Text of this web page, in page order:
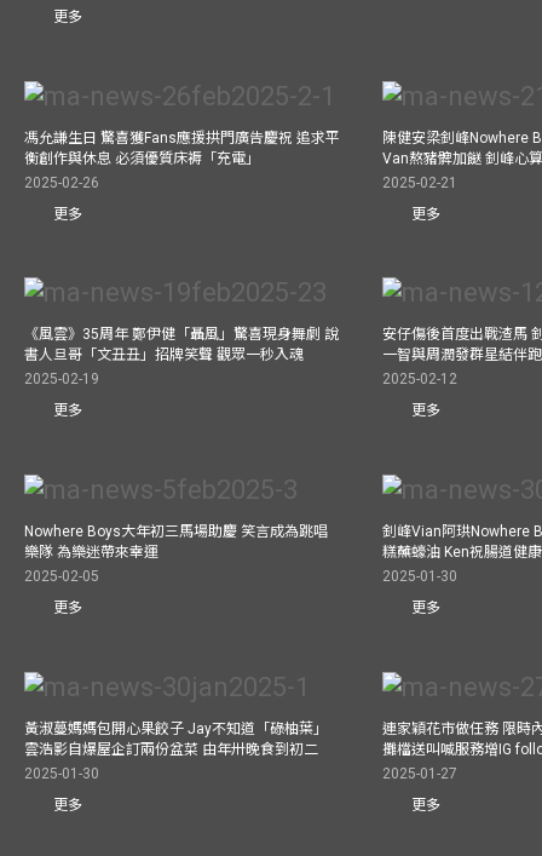
更多
馮允謙生日 驚喜獲Fans應援拱門廣告慶祝 追求平
衡創作與休息 必須優質床褥「充電」
2025-02-26
更多
陳健安梁釗峰Nowhere
Van熬豬髀加餸 釗峰心
2025-02-21
更多
《風雲》35周年 鄭伊健「聶風」驚喜現身舞劇 說
書人旦哥「文丑丑」招牌笑聲 觀眾一秒入魂
2025-02-19
更多
安仔傷後首度出戰渣馬
一智與周潤發群星結伴
2025-02-12
更多
Nowhere Boys大年初三馬場助慶 笑言成為跳唱
樂隊 為樂迷帶來幸運
2025-02-05
更多
釗峰Vian阿珙Nowhere
糕蘸蠔油 Ken祝腸道健康
2025-01-30
更多
黃淑蔓媽媽包開心果餃子 Jay不知道「碌柚葉」
雲浩影自爆屋企訂兩份盆菜 由年卅晚食到初二
2025-01-30
更多
連家穎花市做任務 限時
攤檔送叫喊服務增IG
2025-01-27
更多